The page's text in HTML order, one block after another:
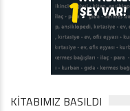
KİTABIMIZ BASILDI